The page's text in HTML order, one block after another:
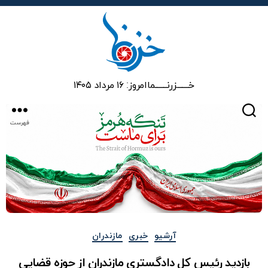
خـــــــزرنـــــــماامروز: ۱۶ مرداد ۱۴۰۵
فهرست
دسته‌ها آرشیو خبری مازندران
بازدید رئیس کل دادگستری مازندران از حوزه قضایی